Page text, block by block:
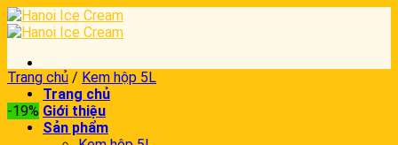
Skip
to
Trang chủ
Giới thiệu
Sản phẩm
Trang chủ / Kem hộp 5L
-19%